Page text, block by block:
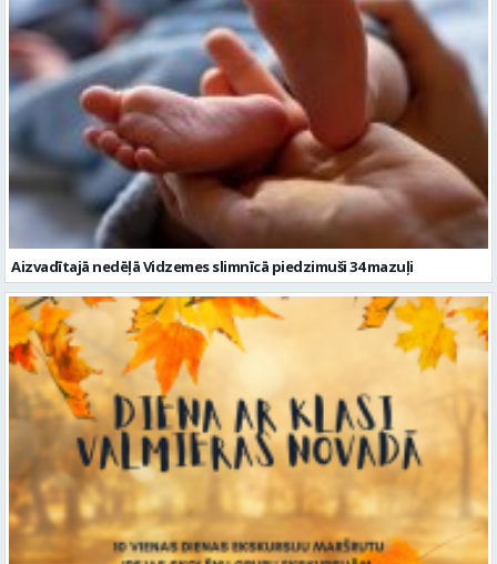
Aizvadītajā nedēļā Vidzemes slimnīcā piedzimuši 34 mazuļi